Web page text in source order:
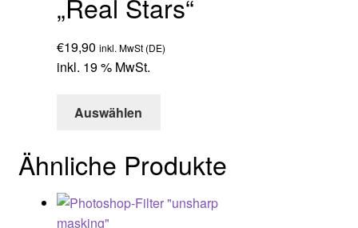
„Real Stars“
€19,90 inkl. MwSt (DE)
inkl. 19 % MwSt.
Auswählen
Ähnliche Produkte